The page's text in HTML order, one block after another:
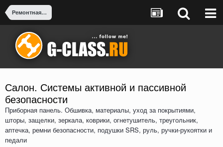
Ремонтная зона G-CLASS
Салон. Системы активной и пассивной
безопасности
Приборная панель. Обшивка, материалы, уход за покрытиями,
шторы, защелки, зеркала, коврики, огнетушитель, треугольник,
аптечка, ремни безопасности, подушки SRS, руль, ручки-рукоятки и
педали